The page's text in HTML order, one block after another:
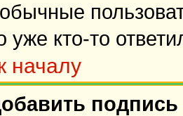
уже кто-то
началу